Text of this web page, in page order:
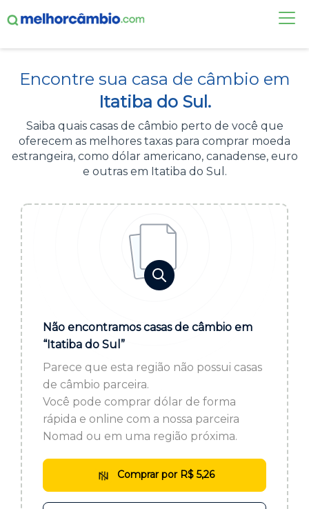
CASAS DE CÂMBIO
DÓLAR HOJE
ALERTA DE CÂMBIO
Acesse sua conta:
BROKER DE OFERTAS
ou cadastre-se se ainda não tem registro:
CADASTRE-SE
Encontre sua casa de câmbio em
Itatiba do Sul.
Saiba quais casas de câmbio perto de você que
oferecem as melhores taxas para comprar moeda
estrangeira, como dólar americano, canadense, euro
e outras em Itatiba do Sul.
Não encontramos casas de câmbio em
“Itatiba do Sul”
Parece que esta região não possui casas
de câmbio parceira.
Você pode comprar dólar de forma
rápida e online com a nossa parceira
Nomad ou em uma região próxima.
Comprar por R$ 5,26